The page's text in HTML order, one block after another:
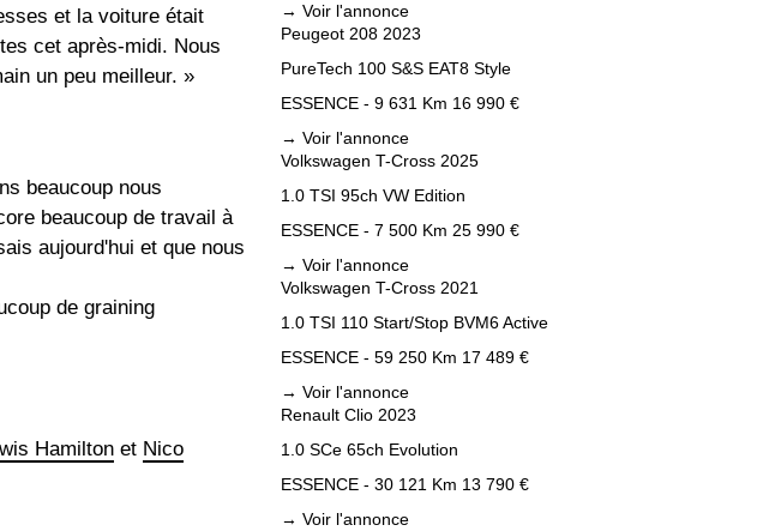
et la voiture était
cet après-midi. Nous
un peu meilleur. »
beaucoup nous
beaucoup de travail à
aujourd'hui et que nous
de graining
Hamilton et Nico
→ Voir l'annonce
Peugeot 208 2023
PureTech 100 S&S EAT8 Style
ESSENCE - 9 631 Km 16 990 €
→ Voir l'annonce
Volkswagen T-Cross 2025
1.0 TSI 95ch VW Edition
ESSENCE - 7 500 Km 25 990 €
→ Voir l'annonce
Volkswagen T-Cross 2021
1.0 TSI 110 Start/Stop BVM6 Active
ESSENCE - 59 250 Km 17 489 €
→ Voir l'annonce
Renault Clio 2023
1.0 SCe 65ch Evolution
ESSENCE - 30 121 Km 13 790 €
→ Voir l'annonce